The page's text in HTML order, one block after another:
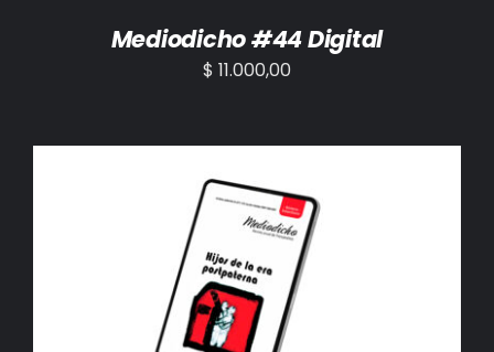
Mediodicho #44 Digital
$ 11.000,00
AÑADIR AL CARRITO /